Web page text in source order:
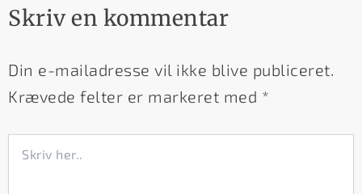
Skriv en kommentar
Din e-mailadresse vil ikke blive publiceret.
Krævede felter er markeret med *
her..